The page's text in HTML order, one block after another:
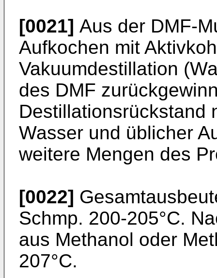
[0021] Aus der DMF-
Aufkochen mit
Vakuumdestillation
des DMF
Destillationsrückstand
Wasser und üblicher
weitere Mengen des
[0022]
Schmp. 200-205°C.
aus Methanol oder
207°C.